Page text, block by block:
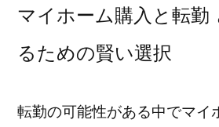
マイホーム購入と転勤
るための賢い選択
転勤の可能性がある中でマイ